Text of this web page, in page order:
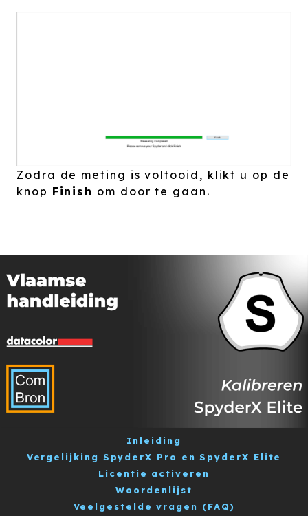
Zodra de meting is voltooid, klikt u op de
knop Finish om door te gaan.
Inleiding
Vergelijking SpyderX Pro en SpyderX Elite
Licentie activeren
Woordenlijst
Veelgestelde vragen (FAQ)